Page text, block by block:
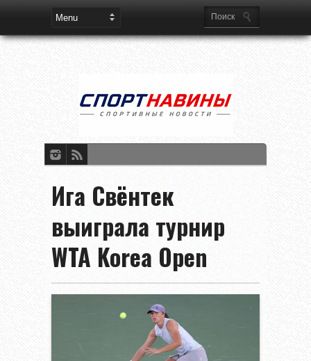
Ига Свёнтек
выиграла турнир
WTA Korea Open